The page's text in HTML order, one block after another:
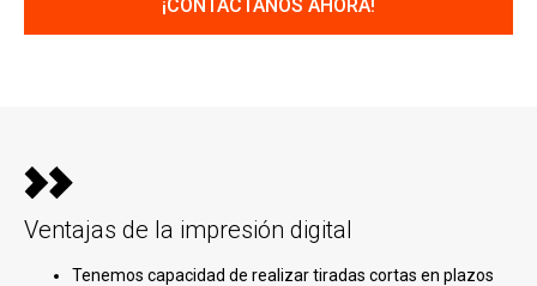
Ventajas de la impresión digital
Tenemos capacidad de realizar tiradas cortas en plazos